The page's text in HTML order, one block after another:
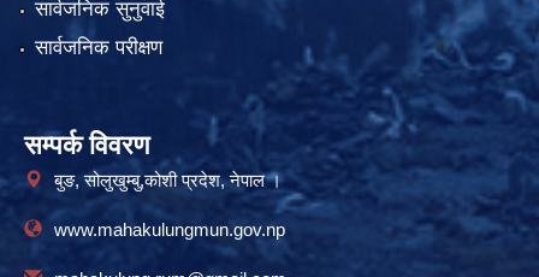
सार्वजनिक सुनुवाई
सार्वजनिक परीक्षण
सम्पर्क विवरण
बुङ, सोलुखुम्बु,कोशी प्रदेश, नेपाल ।
www.mahakulungmun.gov.np